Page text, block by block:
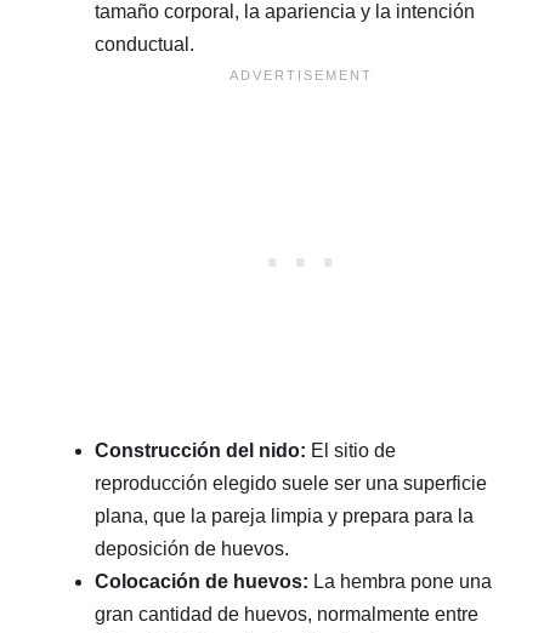
tamaño corporal, la apariencia y la intención
conductual.
Construcción del nido: El sitio de
reproducción elegido suele ser una superficie
plana, que la pareja limpia y prepara para la
deposición de huevos.
Colocación de huevos: La hembra pone una
gran cantidad de huevos, normalmente entre